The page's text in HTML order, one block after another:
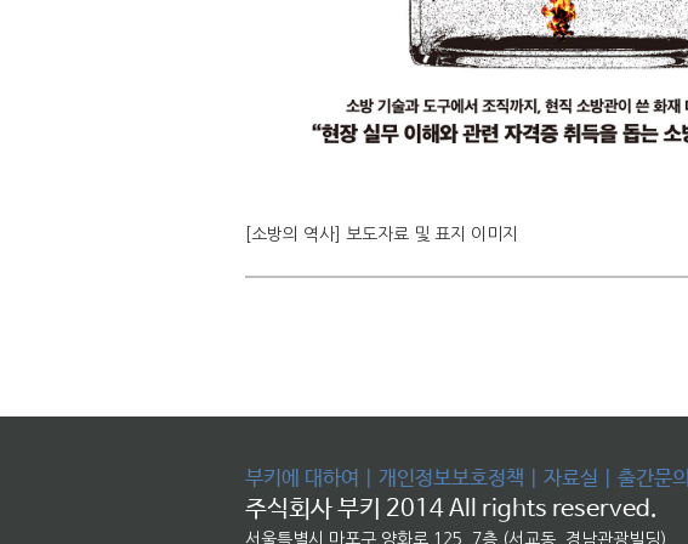
[소방의 역사] 보도자료 및 표지 이미지
부키에 대하여 개인정보보호정책 자료실 출간문의
주식회사 부키 2014 All rights reserved.
서울특별시 마포구 양화로 125, 7층 (서교동, 경남관광빌딩)